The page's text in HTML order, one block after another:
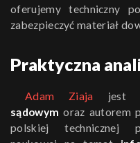
oferujemy techniczny
zabezpieczyć materiał
Praktyczna
Adam Ziaja jest
sądowym oraz autorem
polskiej technicznej